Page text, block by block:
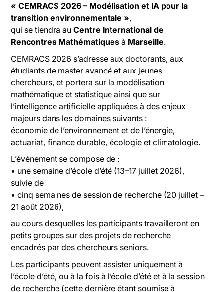
« CEMRACS 2026 – Modélisation et IA pour la
transition environnementale »,
qui se tiendra auCentre International de
Rencontres Mathématiques à Marseille.
CEMRACS 2026 s’adresse aux doctorants, aux
étudiants de master avancé et aux jeunes
chercheurs, et portera sur la modélisation
mathématique et statistique ainsi que sur
l’intelligence artificielle appliquées à des enjeux
majeurs dans les domaines suivants :
économie de l’environnement et de l’énergie,
actuariat, finance durable, écologie et climatologie.
L’événement se compose de :
• une semaine d’école d’été (13–17 juillet 2026),
suivie de
• cinq semaines de session de recherche (20 juillet –
21 août 2026),
au cours desquelles les participants travailleront en
petits groupes sur des projets de recherche
encadrés par des chercheurs seniors.
Les participants peuvent assister uniquement à
l’école d’été, ou à la fois à l’école d’été et à la session
de recherche (cette dernière étant soumise à